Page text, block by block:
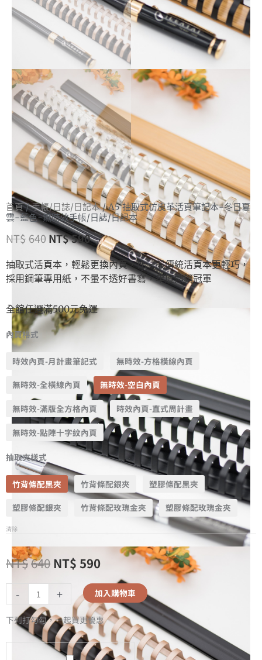
首頁/手帳/日誌/日記本/ A5 抽取式仿皮革活頁筆記本-冬日夏
雲-藍色-無時效手帳/日誌/日記本
NT$640NT$590
抽取式活頁本，輕鬆更換內頁，比一般傳統活頁本更輕巧，
採用鋼筆專用紙，不暈不透好書寫，年度熱銷冠軍
全館任選滿500元免運
內頁格式
時效內頁-月計畫筆記式 無時效-方格橫線內頁
無時效-全橫線內頁 無時效-空白內頁
無時效-滿版全方格內頁 時效內頁-直式周計畫
無時效-點陣十字紋內頁
抽取夾樣式
竹背條配黑夾 竹背條配銀夾 塑膠條配黑夾
塑膠條配銀夾 竹背條配玫瑰金夾 塑膠條配玫瑰金夾
清除
NT$640 NT$ 590
- + 加入購物車
下列打勾勾，一起買更優惠